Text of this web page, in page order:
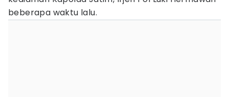
beberapa waktu lalu.